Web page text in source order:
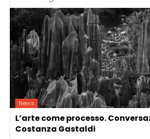
News
L’arte come processo.
Costanza Gastaldi